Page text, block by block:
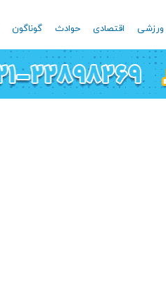
ورزشی اقتصادی حوادث گوناگون